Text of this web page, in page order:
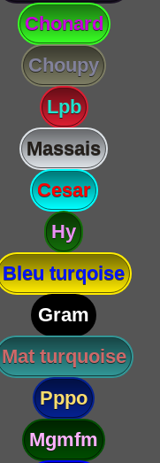
Chonard
Choupy
Lpb
Massais
Cesar
Hy
Bleu turqoise
Gram
Mat turquoise
Pppo
Mgmfm